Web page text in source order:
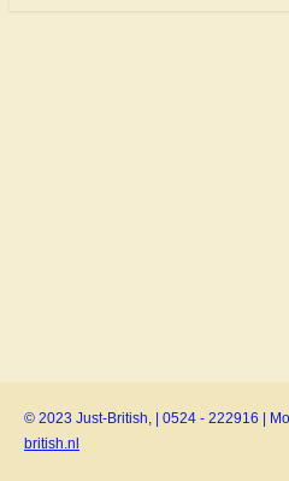
© 2023 Just-British, | 0524 - 222916 |
british.nl